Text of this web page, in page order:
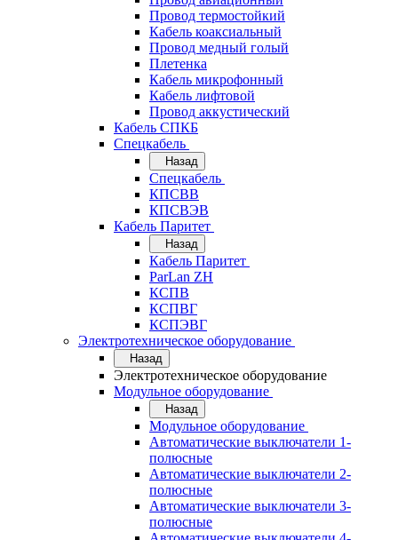
Провод термостойкий
Кабель коаксиальный
Провод медный голый
Плетенка
Кабель микрофонный
Кабель лифтовой
Провод аккустический
Кабель СПКБ
Спецкабель
Назад
Спецкабель
КПСВВ
КПСВЭВ
Кабель Паритет
Назад
Кабель Паритет
ParLan ZH
КСПВ
КСПВГ
КСПЭВГ
Электротехническое оборудование
Назад
Электротехническое оборудование
Модульное оборудование
Назад
Модульное оборудование
Автоматические выключатели 1-
полюсные
Автоматические выключатели 2-
полюсные
Автоматические выключатели 3-
полюсные